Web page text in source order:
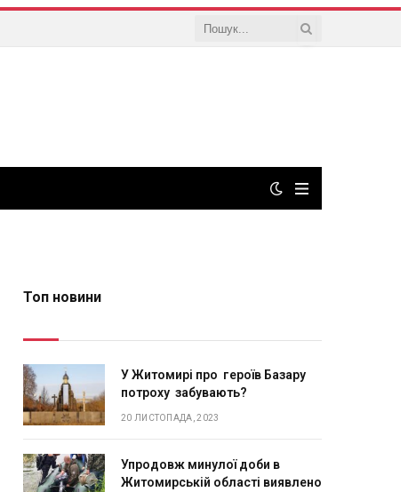
Топ новини
У Житомирі про героїв Базару
потроху забувають?
20 ЛИСТОПАДА, 2023
Упродовж минулої доби в
Житомирській області виявлено